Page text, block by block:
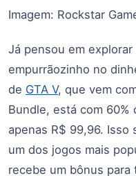
Imagem: Rockstar
Já pensou em
empurrãozinho no
de GTA V, que vem
Bundle, está com
apenas R$ 99,96. Isso
um dos jogos mais
recebe um bônus